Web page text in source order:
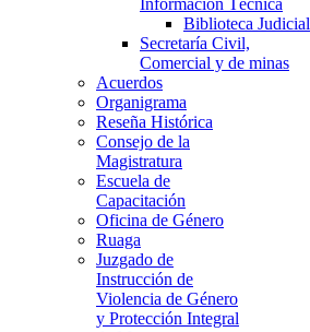
Información Técnica
Biblioteca Judicial
Secretaría Civil,
Comercial y de minas
Acuerdos
Organigrama
Reseña Histórica
Consejo de la
Magistratura
Escuela de
Capacitación
Oficina de Género
Ruaga
Juzgado de
Instrucción de
Violencia de Género
y Protección Integral